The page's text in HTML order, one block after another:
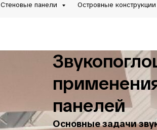
Стеновые панели Островные конструкции
панелей
Основные задачи